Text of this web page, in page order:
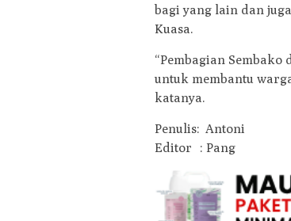
bagi yang lain dan
Kuasa.
“Pembagian
untuk membantu
katanya.
Penulis: Antoni
Editor : Pang